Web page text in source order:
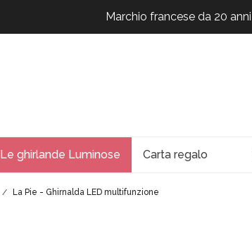
Marchio francese da 20 anni
Marchio francese da 20 anni
Le ghirlande Luminose Carta regalo
La Pie - Ghirnalda LED multifunzione